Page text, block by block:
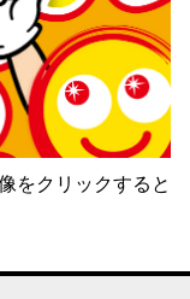
をクリックすると